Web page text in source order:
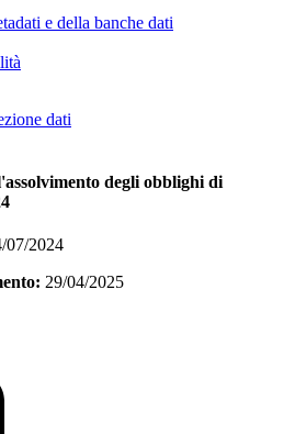
e della banche dati
dati
degli obblighi di
07/2024
29/04/2025